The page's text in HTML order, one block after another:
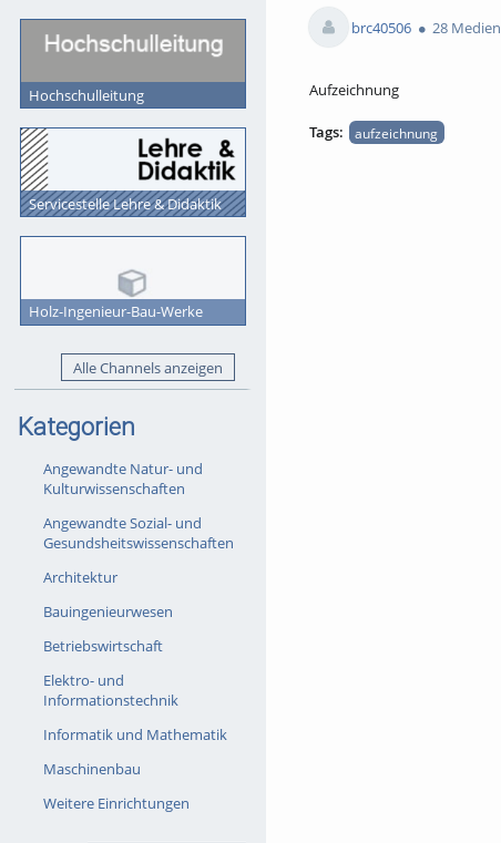
Hochschulleitung
Servicestelle Lehre & Didaktik
Holz-Ingenieur-Bau-Werke
Alle Channels anzeigen
Kategorien
Angewandte Natur- und
Kulturwissenschaften
Angewandte Sozial- und
Gesundsheitswissenschaften
Architektur
Bauingenieurwesen
Betriebswirtschaft
Elektro- und
Informationstechnik
Informatik und Mathematik
Maschinenbau
Weitere Einrichtungen
views
brc40506
28 Medien
Aufzeichnung
Tags: aufzeichnung